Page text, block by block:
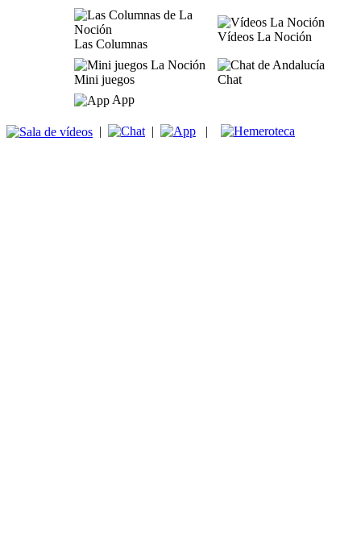
Las Columnas
Vídeos La Noción
Mini juegos
Chat
App
| | |